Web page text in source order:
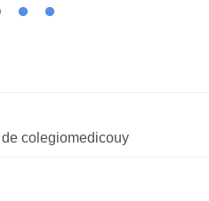
colegiomedicouy